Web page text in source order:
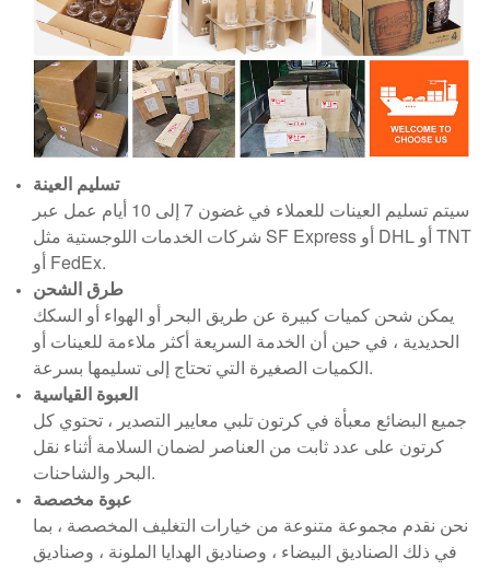
تسليم العينة
سيتم تسليم العينات للعملاء في غضون 7 إلى 10 أيام عمل عبر
شركات الخدمات اللوجستية مثل SF Express أو DHL أو TNT
أو FedEx.
طرق الشحن
يمكن شحن كميات كبيرة عن طريق البحر أو الهواء أو السكك
الحديدية ، في حين أن الخدمة السريعة أكثر ملاءمة للعينات أو
الكميات الصغيرة التي تحتاج إلى تسليمها بسرعة.
العبوة القياسية
جميع البضائع معبأة في كرتون تلبي معايير التصدير ، تحتوي كل
كرتون على عدد ثابت من العناصر لضمان السلامة أثناء نقل
البحر والشاحنات.
عبوة مخصصة
نحن نقدم مجموعة متنوعة من خيارات التغليف المخصصة ، بما
في ذلك الصناديق البيضاء ، وصناديق الهدايا الملونة ، وصناديق